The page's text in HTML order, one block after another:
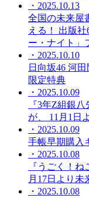
・2025.10.13
全国の未来屋
える！ 出版
ー・ナイト」
・2025.10.10
日向坂46 河
限定特典
・2025.10.09
『3年Z組銀
が、 11月1日
・2025.10.09
手帳早期購入
・2025.10.08
『うごく！
月17日より未
・2025.10.08